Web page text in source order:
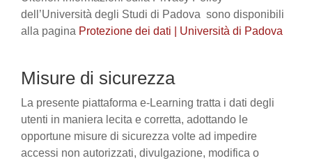
dell’Università degli Studi di Padova sono disponibili
alla pagina Protezione dei dati | Università di Padova
Misure di sicurezza
La presente piattaforma e-Learning tratta i dati degli
utenti in maniera lecita e corretta, adottando le
opportune misure di sicurezza volte ad impedire
accessi non autorizzati, divulgazione, modifica o